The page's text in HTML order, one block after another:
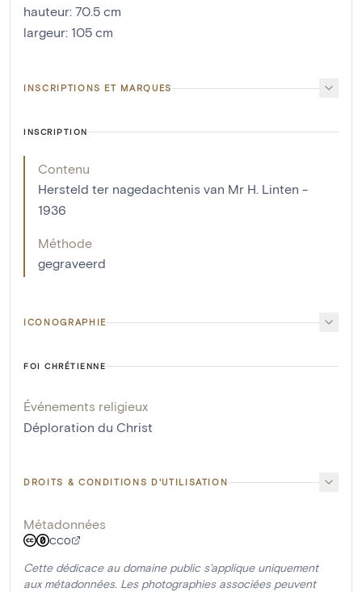
hauteur: 70.5 cm
largeur: 105 cm
INSCRIPTIONS ET MARQUES
INSCRIPTION
Contenu
Hersteld ter nagedachtenis van Mr H. Linten -
1936
Méthode
gegraveerd
ICONOGRAPHIE
FOI CHRÉTIENNE
Événements religieux
Déploration du Christ
DROITS & CONDITIONS D'UTILISATION
Métadonnées
CC0
Cette dédicace au domaine public s'applique uniquement
aux métadonnées. Les photographies associées peuvent